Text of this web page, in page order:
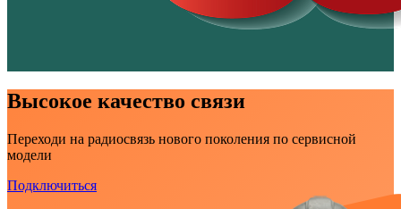
Высокое качество связи
Переходи на радиосвязь нового поколения по сервисной
модели
Подключиться